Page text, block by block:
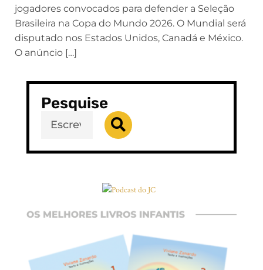
jogadores convocados para defender a Seleção
Brasileira na Copa do Mundo 2026. O Mundial será
disputado nos Estados Unidos, Canadá e México.
O anúncio […]
Pesquise